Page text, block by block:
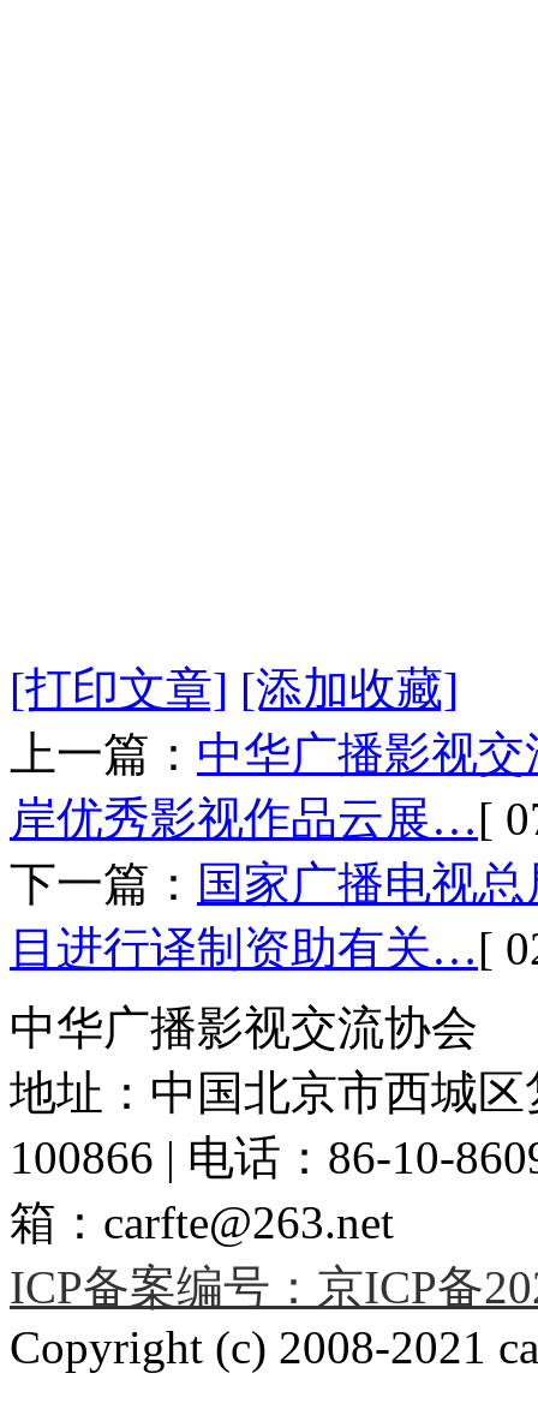
[打印文章] [添加收藏]
上一篇： 中华广播影视
岸优秀影视作品云展…[
下一篇： 国家广播电视
目进行译制资助有关…[
中华广播影视交流协会
地址：中国北京市西城
100866 | 电话：86-10-
箱：carfte@263.net
ICP备案编号：京ICP备
Copyright (c) 2008-2021